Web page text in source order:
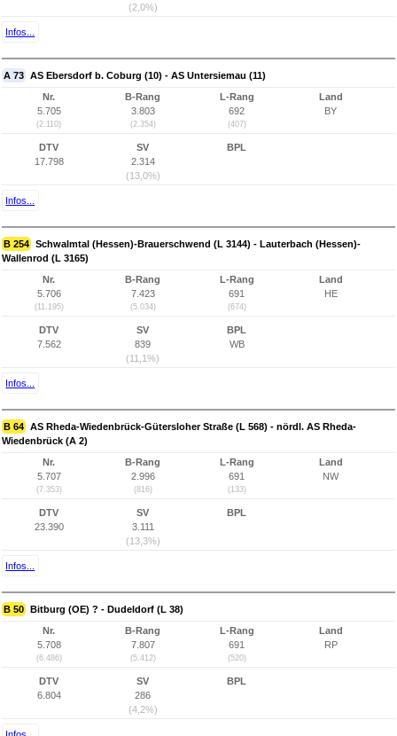
(2,0%)
Infos...
A 73 AS Ebersdorf b. Coburg (10) - AS Untersiemau (11)
Nr.
5.705
(2.110)
B-Rang
3.803
(2.354)
L-Rang
692
(407)
Land
BY
DTV
17.798
SV
2.314
(13,0%)
BPL
Infos...
B 254 Schwalmtal (Hessen)-Brauerschwend (L 3144) - Lauterbach (Hessen)-
Wallenrod (L 3165)
Nr.
5.706
(11.195)
B-Rang
7.423
(5.034)
L-Rang
691
(674)
Land
HE
DTV
7.562
SV
839
(11,1%)
BPL
WB
Infos...
B 64 AS Rheda-Wiedenbrück-Gütersloher Straße (L 568) - nördl. AS Rheda-
Wiedenbrück (A 2)
Nr.
5.707
(7.353)
B-Rang
2.996
(816)
L-Rang
691
(133)
Land
NW
DTV
23.390
SV
3.111
(13,3%)
BPL
Infos...
B 50 Bitburg (OE) ? - Dudeldorf (L 38)
Nr.
5.708
(6.486)
B-Rang
7.807
(5.412)
L-Rang
691
(520)
Land
RP
DTV
6.804
SV
286
(4,2%)
BPL